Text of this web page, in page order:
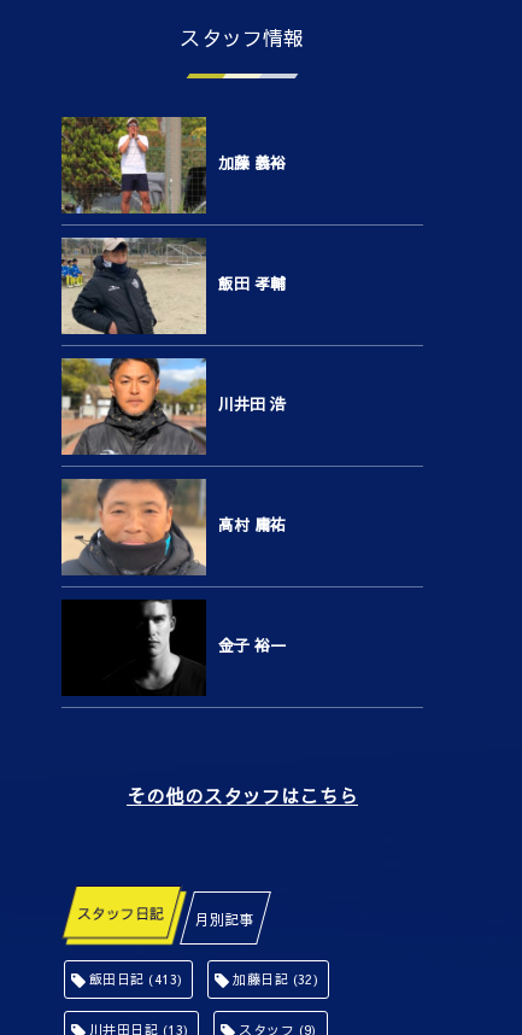
スタッフ情報
加藤 義裕
飯田 孝輔
川井田 浩
高村 庸祐
金子 裕一
その他のスタッフはこちら
スタッフ日記 月別記事
飯田日記 (413) 加藤日記 (32)
川井田日記 (13) スタッフ (9)